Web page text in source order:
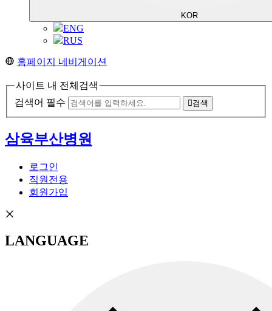
KOR
ENG
RUS
홈페이지 네비게이션
사이트 내 전체검색
검색어 필수
검색
삼육부산병원
로그인
직원전용
회원가입
LANGUAGE